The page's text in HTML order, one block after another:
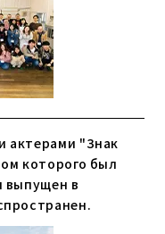
актерами "Знак
которого был
выпущен в